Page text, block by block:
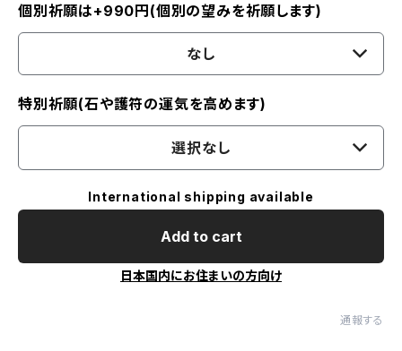
個別祈願は+990円(個別の望みを祈願します)
なし
特別祈願(石や護符の運気を高めます)
選択なし
International shipping available
Add to cart
日本国内にお住まいの方向け
通報する